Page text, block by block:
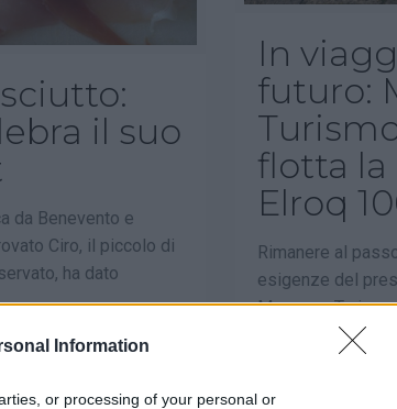
Information
or processing of your personal or
In
futuro:
flotta la
Elroq
Rimanere al
esigenze del
Mazzone
viaggio debba
non solo per chi
territorio che ci
il suo
da Benevento e
Ciro, il piccolo di
ha dato
Leggi tutto